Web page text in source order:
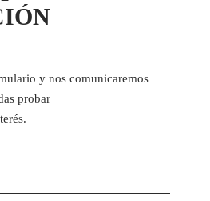
y nos comunicaremos
probar